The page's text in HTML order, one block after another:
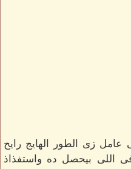
زى الطور الهايج رايح
اللى بيحصل ده واستفذاذ